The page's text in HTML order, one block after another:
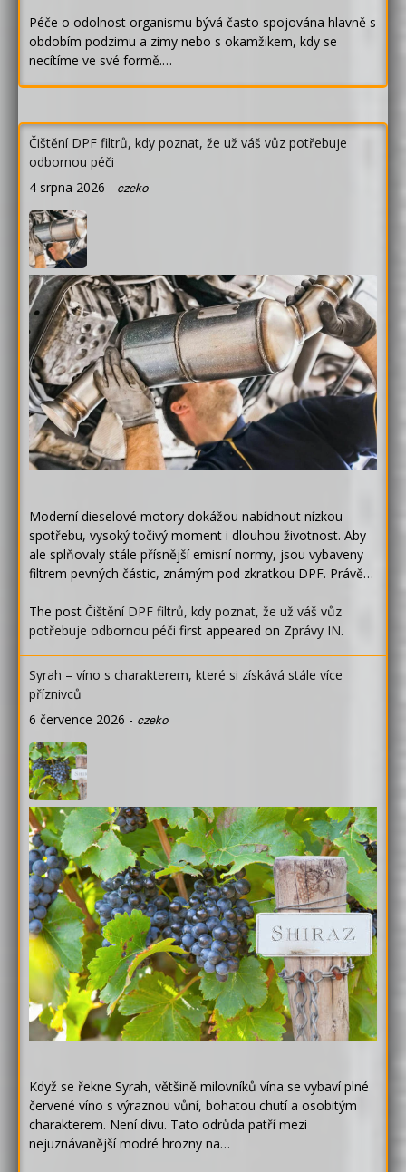
Péče o odolnost organismu bývá často spojována hlavně s
obdobím podzimu a zimy nebo s okamžikem, kdy se
necítíme ve své formě.…
Čištění DPF filtrů, kdy poznat, že už váš vůz potřebuje
odbornou péči
4 srpna 2026 - czeko
Moderní dieselové motory dokážou nabídnout nízkou
spotřebu, vysoký točivý moment i dlouhou životnost. Aby
ale splňovaly stále přísnější emisní normy, jsou vybaveny
filtrem pevných částic, známým pod zkratkou DPF. Právě…
The post Čištění DPF filtrů, kdy poznat, že už váš vůz
potřebuje odbornou péči first appeared on Zprávy IN.
Syrah – víno s charakterem, které si získává stále více
příznivců
6 července 2026 - czeko
Když se řekne Syrah, většině milovníků vína se vybaví plné
červené víno s výraznou vůní, bohatou chutí a osobitým
charakterem. Není divu. Tato odrůda patří mezi
nejuznávanější modré hrozny na…